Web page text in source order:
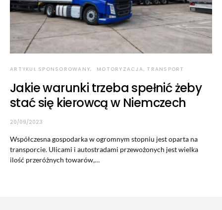
ARTYKUŁ SPONSOROWANY MOTORYZACJA, TRANSPORT
Jakie warunki trzeba spełnić żeby
stać się kierowcą w Niemczech
20/09/2023
Współczesna gospodarka w ogromnym stopniu jest oparta na
transporcie. Ulicami i autostradami przewożonych jest wielka
ilość przeróżnych towarów,…